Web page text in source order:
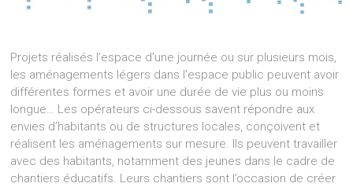
Projets réalisés l’espace d’une journée ou sur plusieurs mois,
les aménagements légers dans l’espace public peuvent avoir
différentes formes et avoir une durée de vie plus ou moins
longue… Les opérateurs ci-dessous savent répondre aux
envies d’habitants ou de structures locales, conçoivent et
réalisent les aménagements sur mesure. Ils peuvent travailler
avec des habitants, notamment des jeunes dans le cadre de
chantiers éducatifs. Leurs chantiers sont l’occasion de créer